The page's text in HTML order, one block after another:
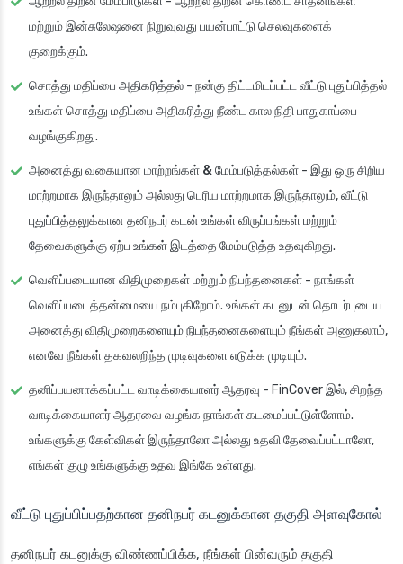
மற்றும் இன்சுலேஷனை நிறுவுவது பயன்பாட்டு செலவுகளைக்
குறைக்கும்.
சொத்து மதிப்பை அதிகரித்தல் - நன்கு திட்டமிடப்பட்ட வீட்டு புதுப்பித்தல்
உங்கள் சொத்து மதிப்பை அதிகரித்து நீண்ட கால நிதி பாதுகாப்பை
வழங்குகிறது.
அனைத்து வகையான மாற்றங்கள் & மேம்படுத்தல்கள் - இது ஒரு சிறிய
மாற்றமாக இருந்தாலும் அல்லது பெரிய மாற்றமாக இருந்தாலும், வீட்டு
புதுப்பித்தலுக்கான தனிநபர் கடன் உங்கள் விருப்பங்கள் மற்றும்
தேவைகளுக்கு ஏற்ப உங்கள் இடத்தை மேம்படுத்த உதவுகிறது.
வெளிப்படையான விதிமுறைகள் மற்றும் நிபந்தனைகள் - நாங்கள்
வெளிப்படைத்தன்மையை நம்புகிறோம். உங்கள் கடனுடன் தொடர்புடைய
அனைத்து விதிமுறைகளையும் நிபந்தனைகளையும் நீங்கள் அணுகலாம்,
எனவே நீங்கள் தகவலறிந்த முடிவுகளை எடுக்க முடியும்.
தனிப்பயனாக்கப்பட்ட வாடிக்கையாளர் ஆதரவு - FinCover இல், சிறந்த
வாடிக்கையாளர் ஆதரவை வழங்க நாங்கள் கடமைப்பட்டுள்ளோம்.
உங்களுக்கு கேள்விகள் இருந்தாலோ அல்லது உதவி தேவைப்பட்டாலோ,
எங்கள் குழு உங்களுக்கு உதவ இங்கே உள்ளது.
வீட்டு புதுப்பிப்பதற்கான தனிநபர் கடனுக்கான தகுதி அளவுகோல்
தனிநபர் கடனுக்கு விண்ணப்பிக்க, நீங்கள் பின்வரும் தகுதி